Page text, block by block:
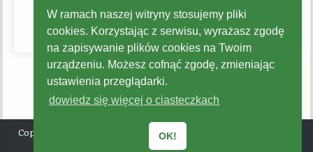
mieszkańców oraz gości…
CZYTAJ DALEJ...ŚWIĘTO SOŁY, FUNCON I DZIEŃ
Copyright © 2026 Gminne Centrum Kultury, Promocji, Turystyki
Radziechowy - Wieprz
W ramach naszej witryny stosujemy pliki
cookies. Korzystając z serwisu, wyrażasz zgodę
na zapisywanie plików cookies na Twoim
urządzeniu. Możesz cofnąć zgodę, zmieniając
ustawienia przeglądarki.
dowiedz się więcej o ciasteczkach
OK!